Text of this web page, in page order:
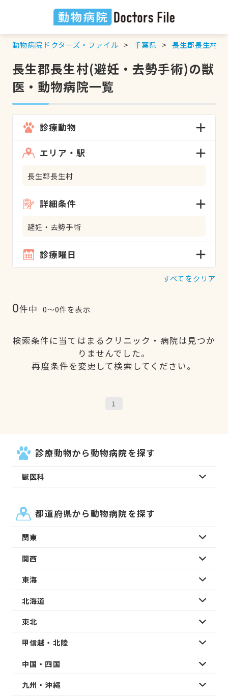
動物病院ドクターズ・ファイル 千葉県 長生郡長生村
長生郡長生村(避妊・去勢手術)の獣
医・動物病院一覧
診療動物
エリア・駅
長生郡長生村
詳細条件
避妊・去勢手術
診療曜日
すべてをクリア
0件中 0〜0件を表示
検索条件に当てはまるクリニック・病院は見つか
りませんでした。
再度条件を変更して検索してください。
1
診療動物から動物病院を探す
獣医科
都道府県から動物病院を探す
関東
関西
東海
北海道
東北
甲信越・北陸
中国・四国
九州・沖縄